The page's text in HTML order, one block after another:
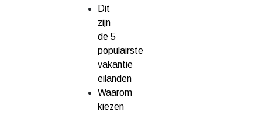
Dit
zijn
de 5
populairste
vakantie
eilanden
Waarom
kiezen